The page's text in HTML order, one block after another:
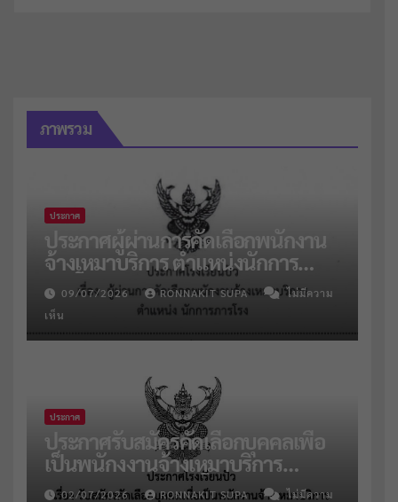
ภาพรวม
ประกาศ
ประกาศผู้ผ่านการคัดเลือกพนักงาน
จ้างเหมาบริการ ตำแหน่งนักการ
ภารโรง จำนวน 2 อัตรา
09/07/2026 RONNAKIT SUPA
ไม่มีความ
เห็น
ประกาศ
ประกาศรับสมัครคัดเลือกบุคคลเพื่อ
เป็นพนักงงานจ้างเหมาบริการ
ตำแหน่งนักการภารโรง
02/07/2026 RONNAKIT SUPA
ไม่มีความ